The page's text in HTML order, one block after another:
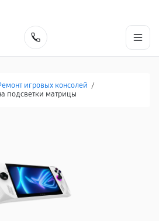
игровых консолей /
подсветки матрицы